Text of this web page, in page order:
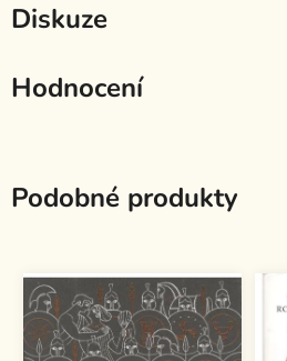
Diskuze
Hodnocení
Podobné produkty